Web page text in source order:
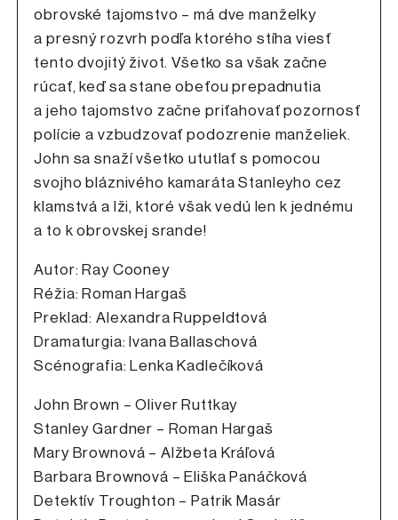
obrovské tajomstvo – má dve manželky
a presný rozvrh podľa ktorého stíha viesť
tento dvojitý život. Všetko sa však začne
rúcať, keď sa stane obeťou prepadnutia
a jeho tajomstvo začne priťahovať pozornosť
polície a vzbudzovať podozrenie manželiek.
John sa snaží všetko ututlať s pomocou
svojho bláznivého kamaráta Stanleyho cez
klamstvá a lži, ktoré však vedú len k jednému
a to k obrovskej srande!
Autor: Ray Cooney
Réžia: Roman Hargaš
Preklad: Alexandra Ruppeldtová
Dramaturgia: Ivana Ballaschová
Scénografia: Lenka Kadlečíková
John Brown – Oliver Ruttkay
Stanley Gardner – Roman Hargaš
Mary Brownová – Alžbeta Kráľová
Barbara Brownová – Eliška Panáčková
Detektív Troughton – Patrik Masár